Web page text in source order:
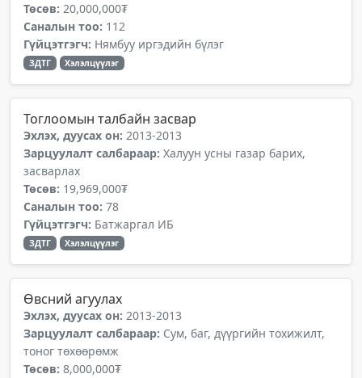
Төсөв: 20,000,000₮
Саналын тоо: 112
Гүйцэтгэгч: Нямбуу иргэдийн бүлэг
ЗДТГ Хэлэлцүүлэг
Тоглоомын талбайн засвар
Эхлэх, дуусах он: 2013-2013
Зарцуулалт салбараар: Халуун усны газар барих,
засварлах
Төсөв: 19,969,000₮
Саналын тоо: 78
Гүйцэтгэгч: Батжаргал ИБ
ЗДТГ Хэлэлцүүлэг
Өвсний агуулах
Эхлэх, дуусах он: 2013-2013
Зарцуулалт салбараар: Сум, баг, дүүргийн тохижилт,
тоног төхөөрөмж
Төсөв: 8,000,000₮